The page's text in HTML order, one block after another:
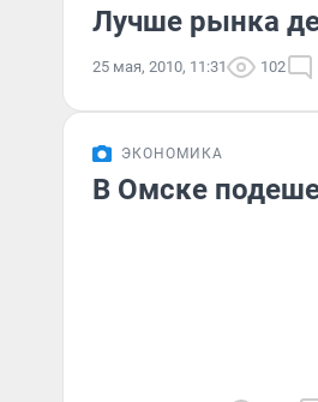
Лучше рынка
25 мая, 2010, 11:31 102
ЭКОНОМИКА
В Омске